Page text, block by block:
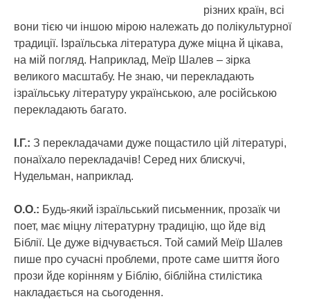
різних країн, всі
вони тією чи іншою мірою належать до полікультурної
традиції. Ізраїльська література дуже міцна й цікава,
на мій погляд. Наприклад, Меїр Шалев – зірка
великого масштабу. Не знаю, чи перекладають
ізраїльську літературу українською, але російською
перекладають багато.
І.Г.: З перекладачами дуже пощастило цій літературі,
понаїхало перекладачів! Серед них блискучі,
Нудельман, наприклад.
О.О.: Будь-який ізраїльський письменник, прозаїк чи
поет, має міцну літературну традицію, що йде від
Біблії. Це дуже відчувається. Той самий Меїр Шалев
пише про сучасні проблеми, проте саме шиття його
прози йде корінням у Біблію, біблійна стилістика
накладається на сьогодення.